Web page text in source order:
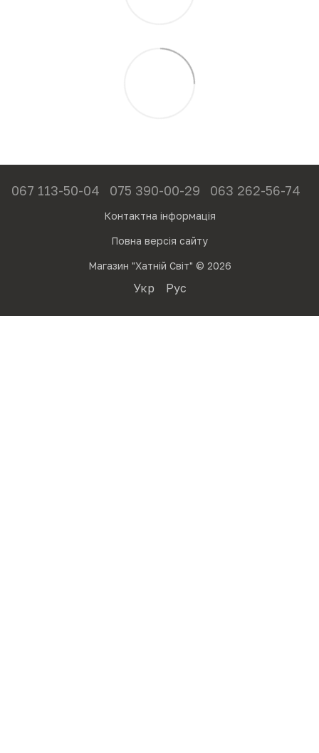
067 113-50-04 075 390-00-29 063 262-56-74
Контактна інформація
Повна версія сайту
Магазин "Хатній Світ" © 2026
Укр Рус